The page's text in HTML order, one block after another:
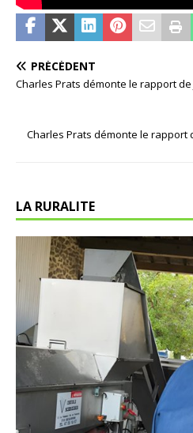
PRÉCÉDENT
Charles Prats démonte le rapport
Charles Prats démonte le rapport
LA RURALITE